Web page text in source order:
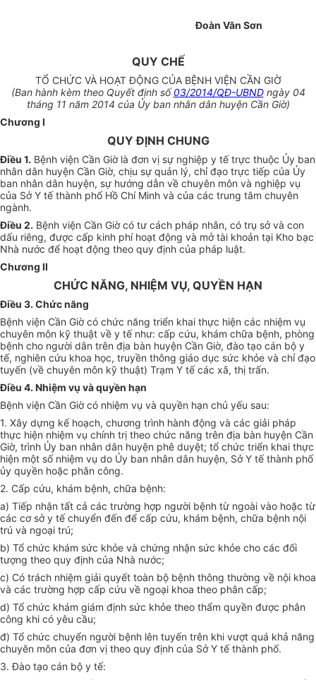
Đoàn Văn Sơn
QUY CHẾ
TỔ CHỨC VÀ HOẠT ĐỘNG CỦA BỆNH VIỆN CẦN GIỜ
(Ban hành kèm theo Quyết định số03/2014/QĐ-UBNDngày 04
tháng 11 năm 2014 của Ủy ban nhân dân huyện Cần Giờ)
Chương I
QUY ĐỊNH CHUNG
Điều 1. Bệnh viện Cần Giờ là đơn vị sự nghiệp y tế trực thuộc Ủy ban
nhân dân huyện Cần Giờ, chịu sự quản lý, chỉ đạo trực tiếp của Ủy
ban nhân dân huyện, sự hướng dẫn về chuyên môn và nghiệp vụ
của Sở Y tế thành phố Hồ Chí Minh và của các trung tâm chuyên
ngành.
Điều 2. Bệnh viện Cần Giờ có tư cách pháp nhân, có trụ sở và con
dấu riêng, được cấp kinh phí hoạt động và mở tài khoản tại Kho bạc
Nhà nước để hoạt động theo quy định của pháp luật.
Chương II
CHỨC NĂNG, NHIỆM VỤ, QUYỀN HẠN
Điều 3. Chức năng
Bệnh viện Cần Giờ có chức năng triển khai thực hiện các nhiệm vụ
chuyên môn kỹ thuật về y tế như: cấp cứu, khám chữa bệnh, phòng
bệnh cho người dân trên địa bàn huyện Cần Giờ, đào tạo cán bộ y
tế, nghiên cứu khoa học, truyền thông giáo dục sức khỏe và chỉ đạo
tuyến (về chuyên môn kỹ thuật) Trạm Y tế các xã, thị trấn.
Điều 4. Nhiệm vụ và quyền hạn
Bệnh viện Cần Giờ có nhiệm vụ và quyền hạn chủ yếu sau:
1. Xây dựng kế hoạch, chương trình hành động và các giải pháp
thực hiện nhiệm vụ chính trị theo chức năng trên địa bàn huyện Cần
Giờ, trình Ủy ban nhân dân huyện phê duyệt; tổ chức triển khai thực
hiện một số nhiệm vụ do Ủy ban nhân dân huyện, Sở Y tế thành phố
ủy quyền hoặc phân công.
2. Cấp cứu, khám bệnh, chữa bệnh:
a) Tiếp nhận tất cả các trường hợp người bệnh từ ngoài vào hoặc từ
các cơ sở y tế chuyển đến để cấp cứu, khám bệnh, chữa bệnh nội
trú và ngoại trú;
b) Tổ chức khám sức khỏe và chứng nhận sức khỏe cho các đối
tượng theo quy định của Nhà nước;
c) Có trách nhiệm giải quyết toàn bộ bệnh thông thường về nội khoa
và các trường hợp cấp cứu về ngoại khoa theo phân cấp;
d) Tổ chức khám giám định sức khỏe theo thẩm quyền được phân
công khi có yêu cầu;
đ) Tổ chức chuyển người bệnh lên tuyến trên khi vượt quá khả năng
chuyên môn của đơn vị theo quy định của Sở Y tế thành phố.
3. Đào tạo cán bộ y tế: